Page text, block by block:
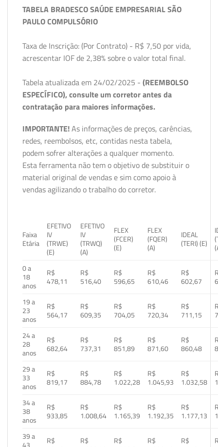
TABELA BRADESCO SAÚDE EMPRESARIAL SÃO
PAULO COMPULSÓRIO
Taxa de Inscrição: (Por Contrato) - R$ 7,50 por vida,
acrescentar IOF de 2,38% sobre o valor total final.
Tabela atualizada em 24/02/2025 - (REEMBOLSO
ESPECÍFICO), consulte um corretor antes da
contratação para maiores informações.
IMPORTANTE!As informações de preços, carências,
redes, reembolsos, etc, contidas nesta tabela,
podem sofrer alterações a qualquer momento.
Esta ferramenta não tem o objetivo de substituir o
material original de vendas e sim como apoio à
vendas agilizando o trabalho do corretor.
Faixa
Etária
EFETIVO
IV
(TRWE)
(E)
EFETIVO
IV
(TRWQ)
(A)
FLEX
(FCER)
(E)
FLEX
(FQER)
(A)
IDEAL
(TERI) (E)
0 a
18
anos
R$
478,11
R$
516,40
R$
596,65
R$
610,46
R$
602,67
19 a
23
anos
R$
564,17
R$
609,35
R$
704,05
R$
720,34
R$
711,15
24 a
28
anos
R$
682,64
R$
737,31
R$
851,89
R$
871,60
R$
860,48
29 a
33
anos
R$
819,17
R$
884,78
R$
1.022,28
R$
1.045,93
R$
1.032,58
34 a
38
anos
R$
933,85
R$
1.008,64
R$
1.165,39
R$
1.192,35
R$
1.177,13
39 a
R$
R$
R$
R$
R$